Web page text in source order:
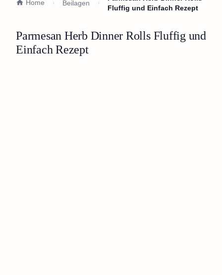
Home Beilagen
Fluffig und Einfach Rezept
Parmesan Herb Dinner Rolls Fluffig und
Einfach Rezept